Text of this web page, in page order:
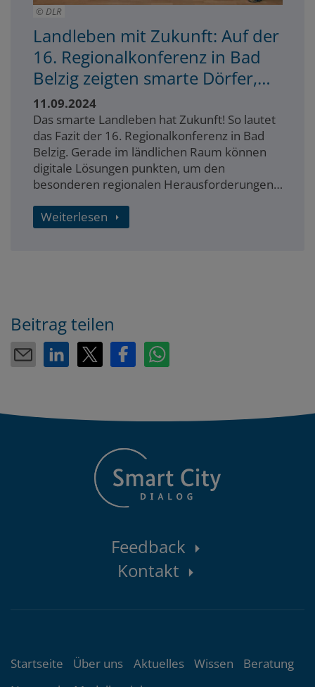
DLR
Landleben mit Zukunft: Auf der
16. Regionalkonferenz in Bad
Belzig zeigten smarte Dörfer,
wie das geht
11.09.2024
Das smarte Landleben hat Zukunft! So lautet
das Fazit der 16. Regionalkonferenz in Bad
Belzig. Gerade im ländlichen Raum können
digitale Lösungen punkten, um den
besonderen regionalen Herausforderungen
Zusammenhalt oder Klimaanpassung
begegnen zu können. Das zeigt auch der
Weiterlesen
Beitrag teilen
Kontaktbereich
Feedback
Kontakt
Themenübersicht
Startseite Über uns Aktuelles Wissen
Beratung